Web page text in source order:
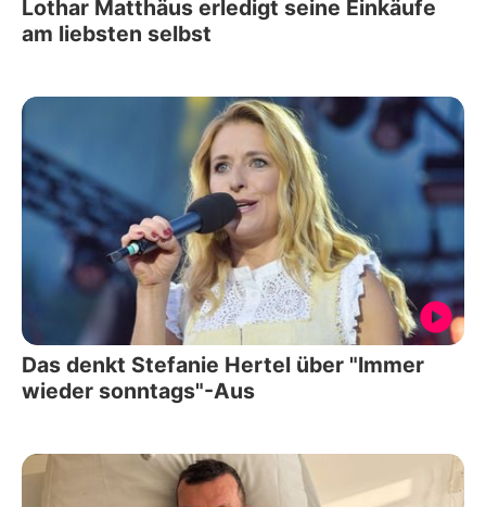
Lothar Matthäus erledigt seine Einkäufe
am liebsten selbst
Das denkt Stefanie Hertel über "Immer
wieder sonntags"-Aus